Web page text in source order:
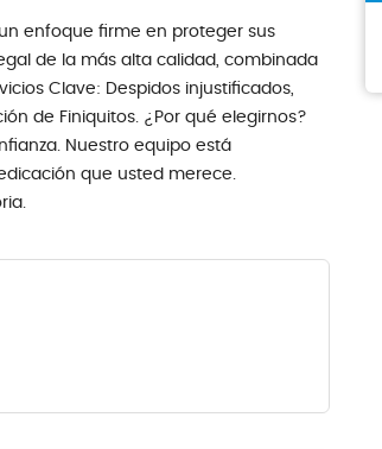
enfoque firme en proteger sus
de la más alta calidad, combinada
Clave: Despidos injustificados,
de Finiquitos. ¿Por qué elegirnos?
Nuestro equipo está
que usted merece.